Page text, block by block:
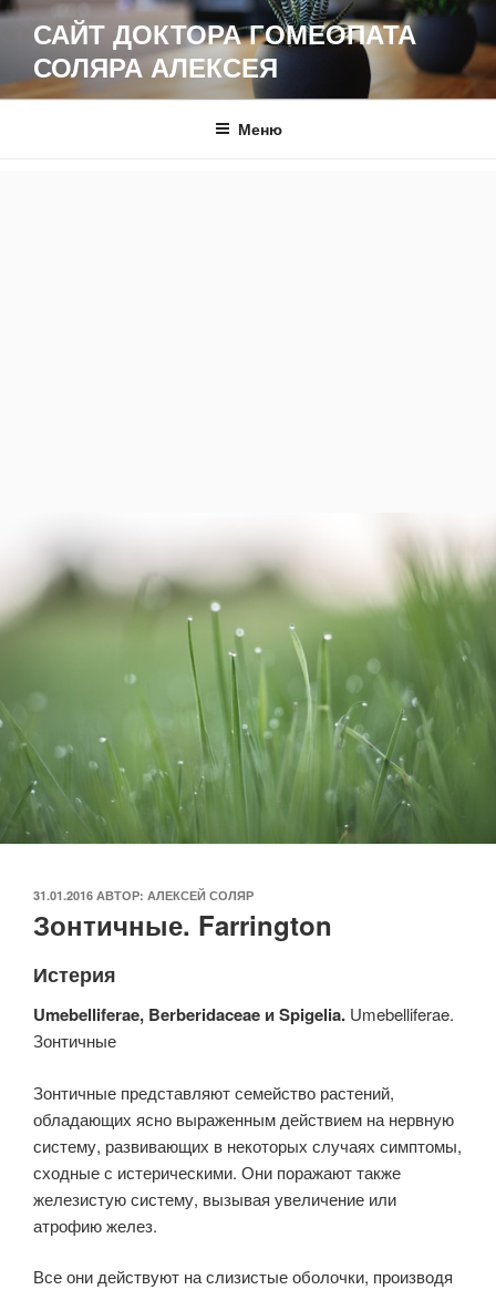
Перейти
содержимому
САЙТ ДОКТОРА ГОМЕОПАТА
СОЛЯРА АЛЕКСЕЯ
Меню
ОПУБЛИКОВАНО
31.01.2016 АВТОР: АЛЕКСЕЙ СОЛЯР
Зонтичные. Farrington
Истерия
Umebelliferae, Berberidaceae и Spigelia. Umebelliferae.
Зонтичные
Зонтичные представляют семейство растений,
обладающих ясно выраженным действием на нервную
систему, развивающих в некоторых случаях симптомы,
сходные с истерическими. Они поражают также
железистую систему, вызывая увеличение или
атрофию желез.
Все они действуют на слизистые оболочки, производя